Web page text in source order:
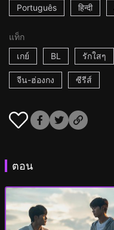
Português हिन्दी
แท็ก
เกย์
BL รักใสๆ
จีน-ฮ่องกง ซีรีส์
ตอน